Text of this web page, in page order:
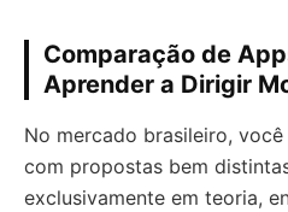
Comparação de
Aprender a Dirigir
No mercado brasileiro,
com propostas bem
exclusivamente em teoria,